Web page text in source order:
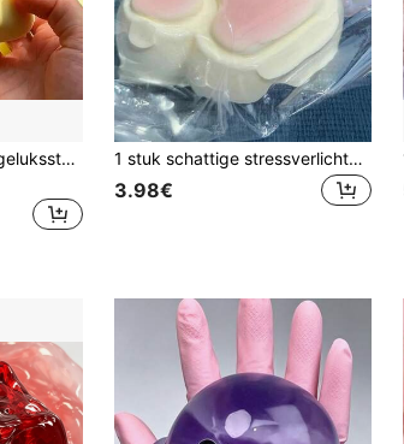
1 stuk zacht schattig geluksster squishy speelgoed, hoogwaardig stressverlichtend speelgoed, langzaam terugspringend, zacht en comfortabel aanvoelend, geschikt voor volwassenen. (Product heeft broodengeur, glad oppervlak licht plakkerig) Dumpling squishy, sensorisch speelgoed
1 stuk schattige stressverlichtende kattenpootjes, Tabas Squishy draagbare fidget-speeltjes om in te knijpen voor op je bureau en onderweg, creatief en leuk speelgoed, fidget-speeltjes voor kinderen en volwassenen, ideaal voor autisme, paascadeaus, Thanksgiving-cadeaus, Halloween-cadeaus
3.98€